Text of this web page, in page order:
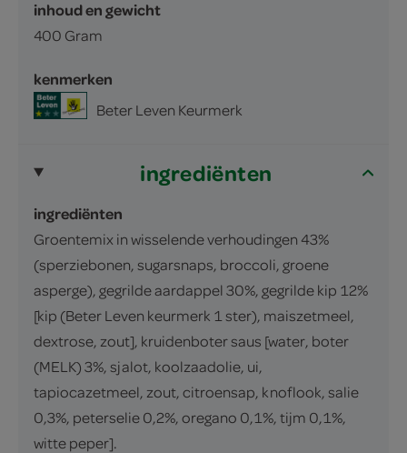
inhoud en gewicht
400 Gram
kenmerken
Beter Leven Keurmerk
ingrediënten
ingrediënten
Groentemix in wisselende verhoudingen 43%
(sperziebonen, sugarsnaps, broccoli, groene
asperge), gegrilde aardappel 30%, gegrilde kip 12%
[kip (Beter Leven keurmerk 1 ster), maiszetmeel,
dextrose, zout], kruidenboter saus [water, boter
(MELK) 3%, sjalot, koolzaadolie, ui,
tapiocazetmeel, zout, citroensap, knoflook, salie
0,3%, peterselie 0,2%, oregano 0,1%, tijm 0,1%,
witte peper].